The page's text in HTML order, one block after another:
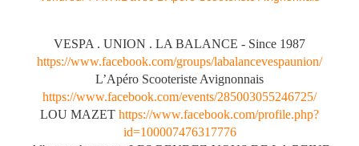
VESPA . UNION . LA BALANCE - Since 1987
https://www.facebook.com/groups/labalancevespaunion/
L’Apéro Scooteriste Avignonnais
https://www.facebook.com/events/285003055246725/
LOU MAZET https://www.facebook.com/profile.php?
id=100007476317776